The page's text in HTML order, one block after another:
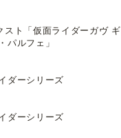
スト「仮面ライダーガヴ ギ
パルフェ」
ダーシリーズ
ダーシリーズ